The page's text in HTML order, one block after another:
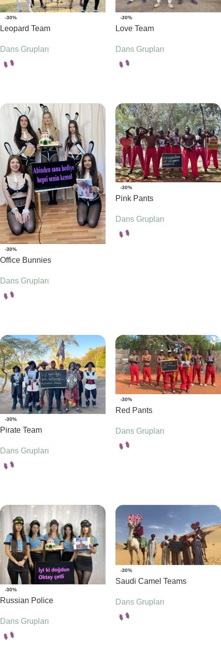
-30%
Leopard Team
Dans Grupları
-30%
Love Team
Dans Grupları
-30%
Office Bunnies
Dans Grupları
-30%
Pink Pants
Dans Grupları
-30%
Pirate Team
Dans Grupları
-30%
Red Pants
Dans Grupları
-30%
Russian Police
Dans Grupları
-30%
Saudi Camel Teams
Dans Grupları